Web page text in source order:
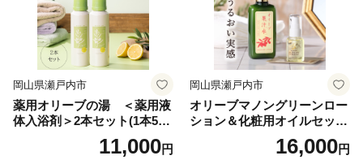
岡山県瀬戸内市
薬用オリーブの湯 ＜薬用液
体入浴剤＞2本セット(1本500
11,000円
岡山県瀬戸内市
オリーブマノングリーンロー
ション＆化粧用オイルセット
美容グッズ スキンケア 化粧
16,000円